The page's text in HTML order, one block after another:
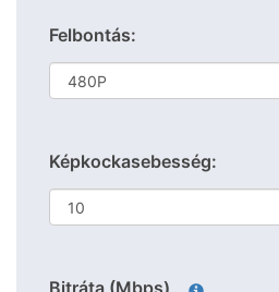
Felbontás:
Képkockasebesség:
Bitráta (Mbps)